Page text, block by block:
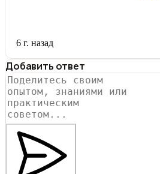
6 г. назад
Добавить ответ